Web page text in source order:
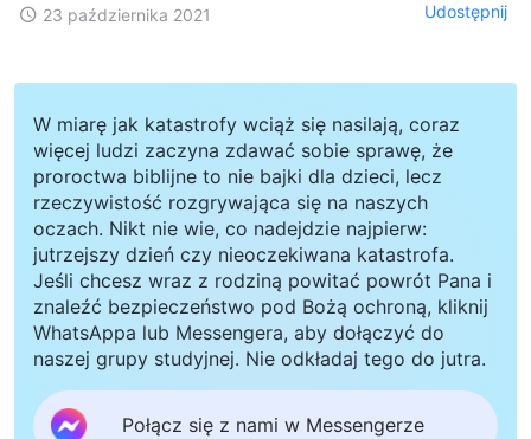
23 października 2021 Udostępnij
W miarę jak katastrofy wciąż się nasilają, coraz
więcej ludzi zaczyna zdawać sobie sprawę, że
proroctwa biblijne to nie bajki dla dzieci, lecz
rzeczywistość rozgrywająca się na naszych
oczach. Nikt nie wie, co nadejdzie najpierw:
jutrzejszy dzień czy nieoczekiwana katastrofa.
Jeśli chcesz wraz z rodziną powitać powrót Pana i
znaleźć bezpieczeństwo pod Bożą ochroną, kliknij
WhatsAppa lub Messengera, aby dołączyć do
naszej grupy studyjnej. Nie odkładaj tego do jutra.
Połącz się z nami w Messengerze